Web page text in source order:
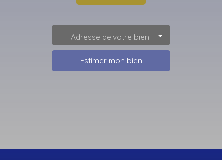
Adresse de votre bien
Estimer mon bien